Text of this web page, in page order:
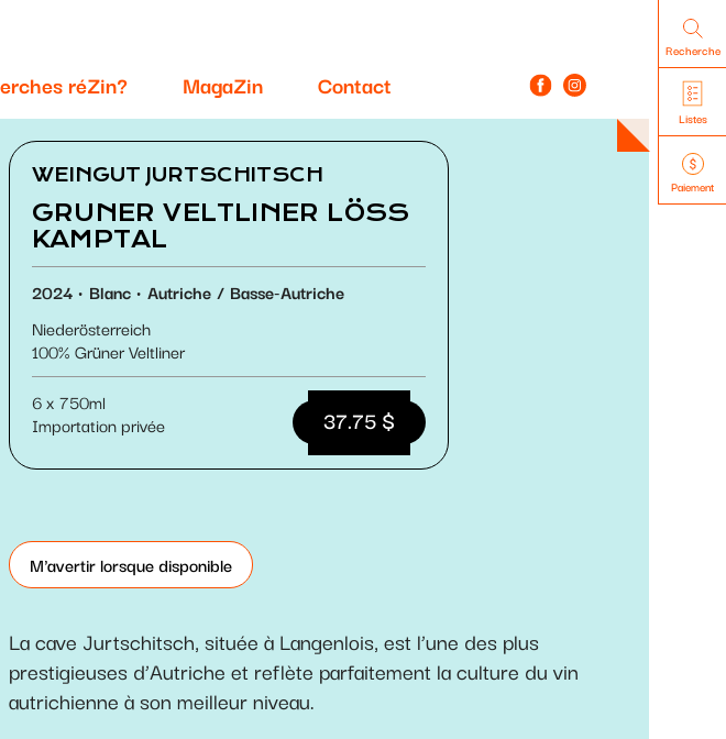
réZin? MagaZin Contact
Recherche
Listes
Paiement
WEINGUT JURTSCHITSCH
GRUNER VELTLINER LÖSS
KAMPTAL
2024 Blanc Autriche
Basse-Autriche
Niederösterreich
100
Grüner Veltliner
6 x 750ml
Importation privée
37.75 $
M'avertir lorsque disponible
La cave Jurtschitsch, située à Langenlois, est l’une des plus
prestigieuses d’Autriche et reflète parfaitement la culture du vin
autrichienne à son meilleur niveau.